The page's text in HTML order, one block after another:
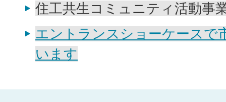
住工共生コミュニティ活動事
エントランスショーケースで
います